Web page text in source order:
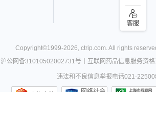
客服
Copyright©1999-2026, ctrip.com. All rights
沪公网备31010502002731号
互联网药品信息服务资格
违法和不良信息举报电话021-
网络社会